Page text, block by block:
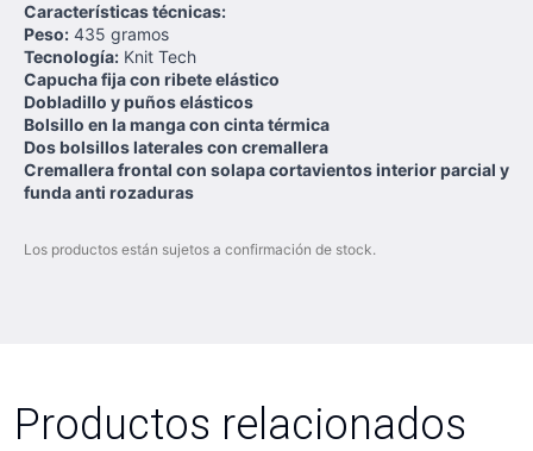
Características técnicas:
Peso: 435 gramos
Tecnología: Knit Tech
Capucha fija con ribete elástico
Dobladillo y puños elásticos
Bolsillo en la manga con cinta térmica
Dos bolsillos laterales con cremallera
Cremallera frontal con solapa cortavientos interior parcial y
funda anti rozaduras
Los productos están sujetos a confirmación de stock.
Productos relacionados